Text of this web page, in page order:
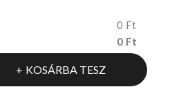
0 Ft
0 Ft
KOSÁRBA TESZ